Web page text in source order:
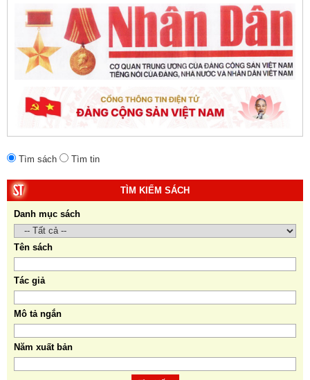
10. Một vành đai, một con đường: Hành trình dài của
Trung Quốc đến năm 2049 (Sách tham khảo).
Tác
giả:Michael H. Glantz, Robert J. Ross và Gavin G.
Daugherty (Đồng tác giả).
Tìm sách Tìm tin
TÌM KIẾM SÁCH
Danh mục sách
Tên sách
Tác giả
Mô tả ngắn
Năm xuất bản